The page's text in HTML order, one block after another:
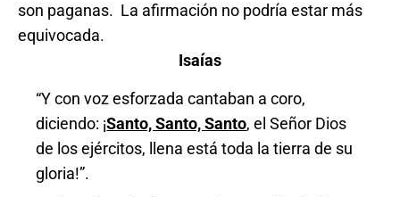
son paganas. La afirmación no podría estar más
equivocada.
Isaías
“Y con voz esforzada cantaban a coro,
diciendo: ¡Santo, Santo, Santo, el Señor Dios
de los ejércitos, llena está toda la tierra de su
gloria!”.